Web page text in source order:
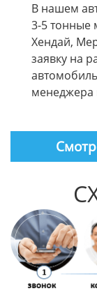
В нашем
3-5 тонные
Хендай,
заявку на
менеджера